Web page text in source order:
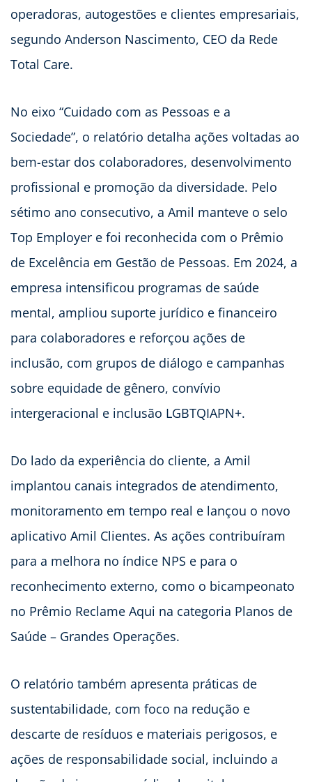
operadoras, autogestões e clientes empresariais,
segundo Anderson Nascimento, CEO da Rede
Total Care.
No eixo “Cuidado com as Pessoas e a
Sociedade”, o relatório detalha ações voltadas ao
bem-estar dos colaboradores, desenvolvimento
profissional e promoção da diversidade. Pelo
sétimo ano consecutivo, a Amil manteve o selo
Top Employer e foi reconhecida com o Prêmio
de Excelência em Gestão de Pessoas. Em 2024, a
empresa intensificou programas de saúde
mental, ampliou suporte jurídico e financeiro
para colaboradores e reforçou ações de
inclusão, com grupos de diálogo e campanhas
sobre equidade de gênero, convívio
intergeracional e inclusão LGBTQIAPN+.
Do lado da experiência do cliente, a Amil
implantou canais integrados de atendimento,
monitoramento em tempo real e lançou o novo
aplicativo Amil Clientes. As ações contribuíram
para a melhora no índice NPS e para o
reconhecimento externo, como o bicampeonato
no Prêmio Reclame Aqui na categoria Planos de
Saúde – Grandes Operações.
O relatório também apresenta práticas de
sustentabilidade, com foco na redução e
descarte de resíduos e materiais perigosos, e
ações de responsabilidade social, incluindo a